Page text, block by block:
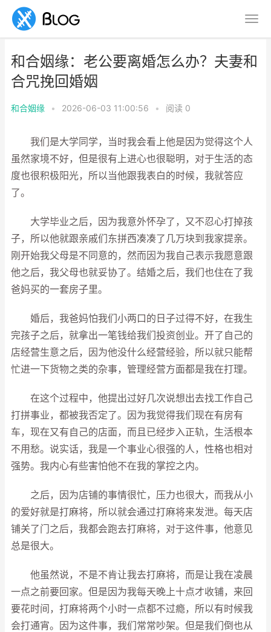
和合姻缘：老公要离婚怎么办？夫妻和
合咒挽回婚姻
和合姻缘 • 2026-06-03 11:00:56 • 阅读 0
我们是大学同学，当时我会看上他是因为觉得这个人
虽然家境不好，但是很有上进心也很聪明，对于生活的态
度也很积极阳光，所以当他跟我表白的时候，我就答应
了。
大学毕业之后，因为我意外怀孕了，又不忍心打掉孩
子，所以他就跟亲戚们东拼西凑凑了几万块到我家提亲。
刚开始我父母是不同意的，然而因为我自己表示我愿意跟
他之后，我父母也就妥协了。结婚之后，我们也住在了我
爸妈买的一套房子里。
婚后，我爸妈怕我们小两口的日子过得不好，在我生
完孩子之后，就拿出一笔钱给我们投资创业。开了自己的
店经营生意之后，因为他没什么经营经验，所以就只能帮
忙进一下货物之类的杂事，管理经营方面都是我在打理。
在这个过程中，他提出过好几次说想出去找工作自己
打拼事业，都被我否定了。因为我觉得我们现在有房有
车，现在又有自己的店面，而且已经步入正轨，生活根本
不用愁。说实话，我是一个事业心很强的人，性格也相对
强势。我内心有些害怕他不在我的掌控之内。
之后，因为店铺的事情很忙，压力也很大，而我从小
的爱好就是打麻将，所以就会通过打麻将来发泄。每天店
铺关了门之后，我都会跑去打麻将，对于这件事，他意见
总是很大。
他虽然说，不是不肯让我去打麻将，而是让我在凌晨
一点之前要回家。但是因为我每天晚上十点才收铺，来回
要花时间，打麻将两个小时一点都不过瘾，所以有时候我
会打通宵。因为这件事，我们常常吵架。但是我们倒也从